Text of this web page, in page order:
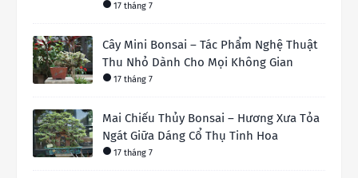
17 tháng 7
Cây Mini Bonsai – Tác Phẩm Nghệ Thuật
Thu Nhỏ Dành Cho Mọi Không Gian
17 tháng 7
Mai Chiếu Thủy Bonsai – Hương Xưa Tỏa
Ngát Giữa Dáng Cổ Thụ Tinh Hoa
17 tháng 7